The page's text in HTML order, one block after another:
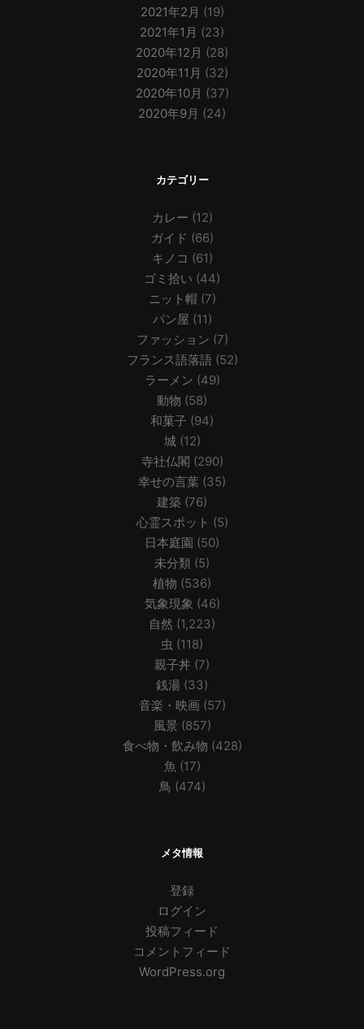
2021年2月 (19)
2021年1月 (23)
2020年12月 (28)
2020年11月 (32)
2020年10月 (37)
2020年9月 (24)
カテゴリー
カレー (12)
ガイド (66)
キノコ (61)
ゴミ拾い (44)
ニット帽 (7)
パン屋 (11)
ファッション (7)
フランス語落語 (52)
ラーメン (49)
動物 (58)
和菓子 (94)
城(12)
寺社仏閣 (290)
幸せの言葉 (35)
建築 (76)
心霊スポット (5)
日本庭園 (50)
未分類 (5)
植物 (536)
気象現象 (46)
自然 (1,223)
虫 (118)
親子丼 (7)
銭湯 (33)
音楽・映画 (57)
風景(857)
食べ物・飲み物 (428)
魚 (17)
鳥 (474)
メタ情報
登録
ログイン
投稿フィード
コメントフィード
WordPress.org